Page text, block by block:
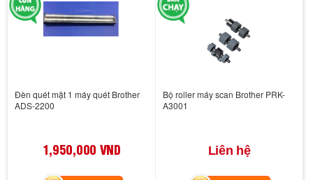
Đèn quét mặt 1 máy quét Brother
ADS-2200
1,950,000 VND
Bộ roller máy scan Brother PRK-
A3001
Liên hệ